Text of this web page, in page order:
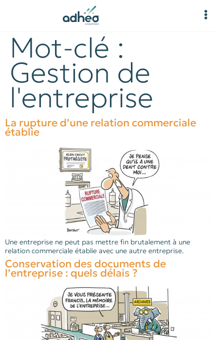
Mot-clé :
Gestion de
l'entreprise
La rupture d’une relation commerciale
établie
Une entreprise ne peut pas mettre fin brutalement à une
relation commerciale établie avec une autre entreprise.
Conservation des documents de
l’entreprise : quels délais ?